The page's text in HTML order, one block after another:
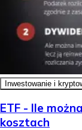
Inwestowanie i
ETF - Ile
kosztach